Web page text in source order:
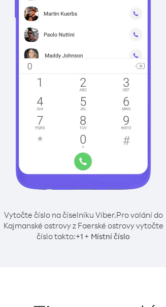
Vytočte číslo na číselníku Viber.Pro volání do
Kajmanské ostrovy z Faerské ostrovy vytočte
číslo takto:+1 + Místní číslo